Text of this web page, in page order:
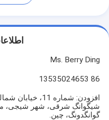
Ms. Berry Ding
86 13535024653
شیگوانگ شرقی، شهر شیجی،
گوانگدونگ، چین.